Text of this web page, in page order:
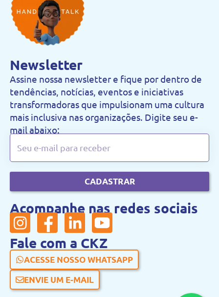
Newsletter
Assine nossa newsletter e fique por dentro de
tendências, notícias, eventos e iniciativas
transformadoras que impulsionam uma cultura
mais inclusiva nas organizações. Digite seu e-
mail abaixo:
CADASTRAR
Acompanhe nas redes sociais
Fale com a CKZ
ACESSE NOSSO WHATSAPP
ENVIE UM E-MAIL